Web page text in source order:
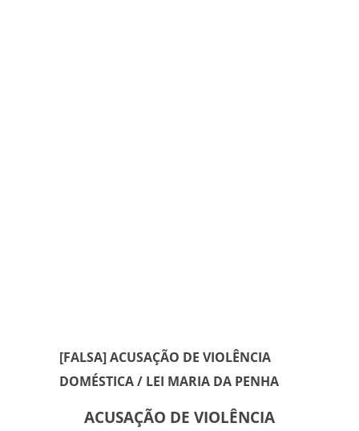
[FALSA] ACUSAÇÃO DE VIOLÊNCIA
DOMÉSTICA / LEI MARIA DA PENHA
ACUSAÇÃO DE VIOLÊNCIA